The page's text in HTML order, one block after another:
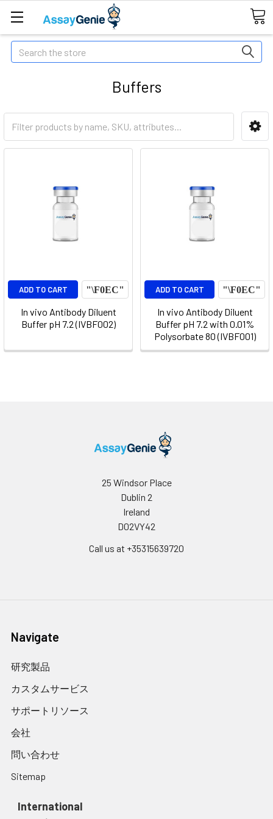
Search
Buffers
ADD TO CART
In vivo Antibody Diluent
Buffer pH 7.2 (IVBF002)
ADD TO CART
In vivo Antibody Diluent
Buffer pH 7.2 with 0.01%
Polysorbate 80 (IVBF001)
25 Windsor Place
Dublin 2
Ireland
D02VY42
Call us at +35315639720
Navigate
研究製品
カスタムサービス
サポートリソース
会社
問い合わせ
Sitemap
International